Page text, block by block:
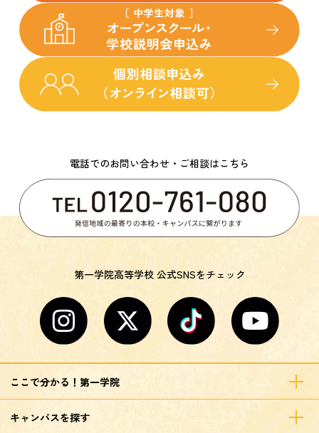
電話でのお問い合わせ・ご相談はこちら
第一学院高等学校 公式SNSをチェック
ここで分かる！第一学院
キャンパスを探す